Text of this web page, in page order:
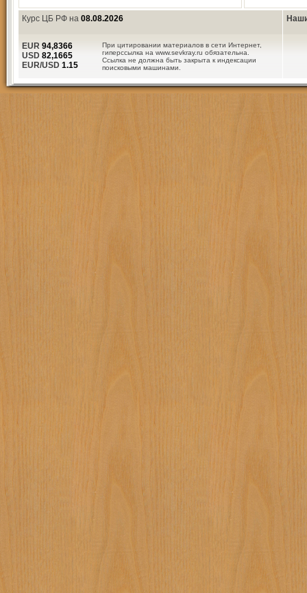
Курс ЦБ РФ на 08.08.2026
При цитировании материалов в сети Интернет,
гиперссылка на www.sevkray.ru обязательна.
Ссылка не должна быть закрыта к индексации
поисковыми машинами.
EUR 94,8366
USD 82,1665
EUR/USD 1.15